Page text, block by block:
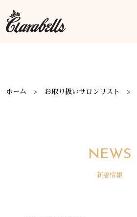
ホーム お取り扱いサロンリスト
NEWS
新着情報